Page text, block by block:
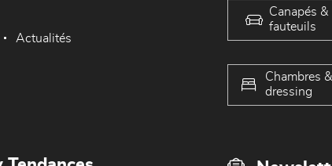
Actualités
Canapés &
fauteuils
Chambres &
dressing